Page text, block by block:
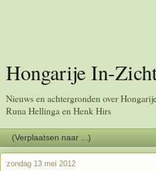
Hongarije In-
Nieuws en achtergronden over
Runa Hellinga en Henk Hirs
zondag 13 mei 2012